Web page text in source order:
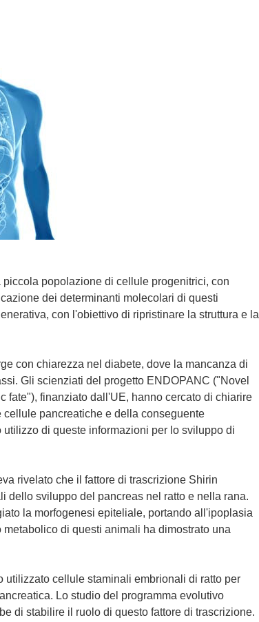
popolazione di cellule progenitrici, con
dei determinanti molecolari di questi
con l'obiettivo di ripristinare la struttura e la
con chiarezza nel diabete, dove la mancanza di
Gli scienziati del progetto ENDOPANC ("Novel
fate"), finanziato dall'UE, hanno cercato di chiarire
pancreatiche e della conseguente
di queste informazioni per lo sviluppo di
rivelato che il fattore di trascrizione Shirin
dello sviluppo del pancreas nel ratto e nella rana.
la morfogenesi epiteliale, portando all'ipoplasia
di questi animali ha dimostrato una
utilizzato cellule staminali embrionali di ratto per
Lo studio del programma evolutivo
di stabilire il ruolo di questo fattore di trascrizione.